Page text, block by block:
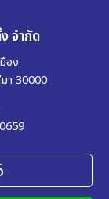
จำกัด
อง
า 30000